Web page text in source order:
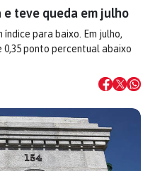
teve queda em julho
para baixo. Em julho,
0,35 ponto percentual abaixo